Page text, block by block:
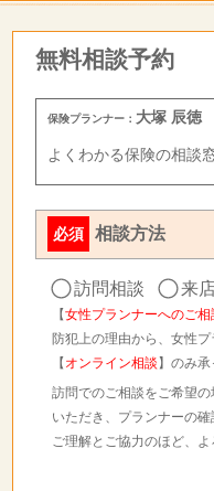
無料相談予約
保険プランナー： 大塚 辰徳
よくわかる保険の相談
必須 相談方法
訪問相談 来
【女性プランナーへのご
防犯上の理由から、女性
【 オンライン相談 】のみ承
訪問でのご相談をご希望
いただき、プランナーの確
ご理解とご協力のほど、よ